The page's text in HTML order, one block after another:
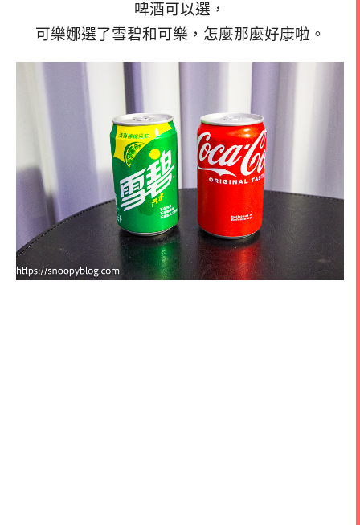
啤酒可以選，
可樂娜選了雪碧和可樂，怎麼那麼好康啦。